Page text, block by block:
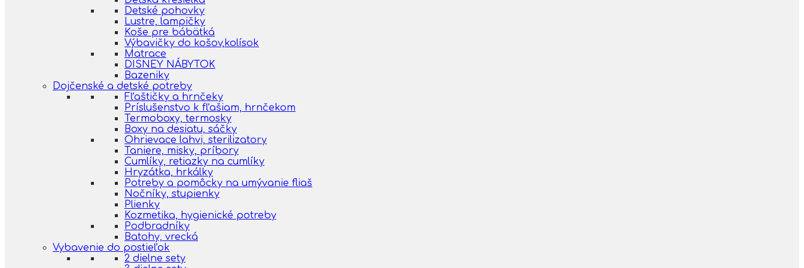
Detské pohovky
Lustre, lampičky
Koše pre bábätká
Výbavičky do košov,kolísok
Matrace
DISNEY NÁBYTOK
Bazeniky
Dojčenské a detské potreby
Fľaštičky a hrnčeky
Príslušenstvo k fľašiam, hrnčekom
Termoboxy, termosky
Boxy na desiatu, sáčky
Ohrievace lahvi, sterilizatory
Taniere, misky, príbory
Cumlíky, retiazky na cumlíky
Hryzátka, hrkálky
Potreby a pomôcky na umývanie fliaš
Nočníky, stupienky
Plienky
Kozmetika, hygienické potreby
Podbradníky
Batohy, vrecká
Vybavenie do postieľok
2 dielne sety